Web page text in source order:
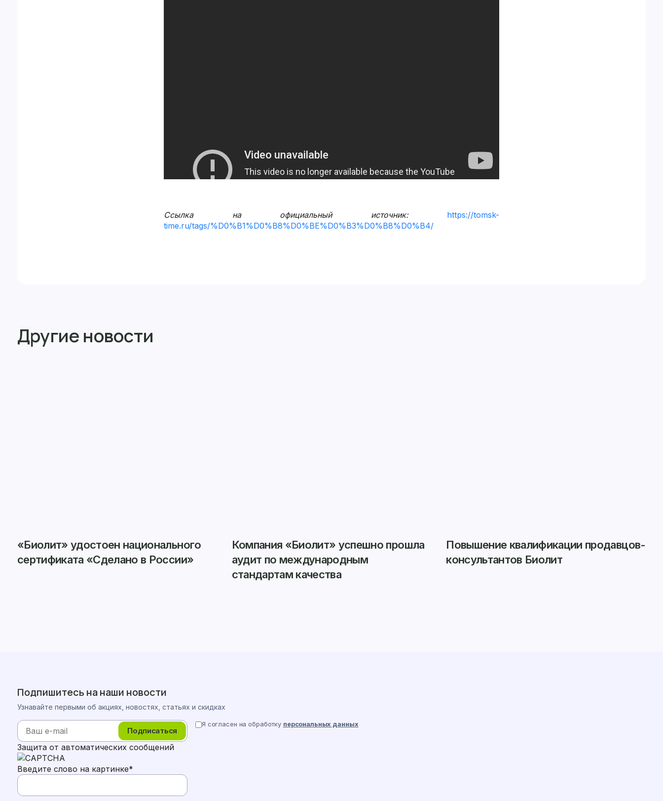
Ссылка на официальный источник:
https://tomsk-
time.ru/tags/%D0%B1%D0%B8%D0%BE%D0%B3%D0%B8%D0%B4/
Другие новости
«Биолит» удостоен национального
сертификата «Сделано в России»
Компания «Биолит» успешно прошла
аудит по международным
стандартам качества
Повышение квалификации продавцов-
консультантов Биолит
Подпишитесь на наши новости
Узнавайте первыми об акциях, новостях, статьях и скидках
Подписаться
Я согласен на обработку персональных данных
Защита от автоматических сообщений
Введите слово на картинке*